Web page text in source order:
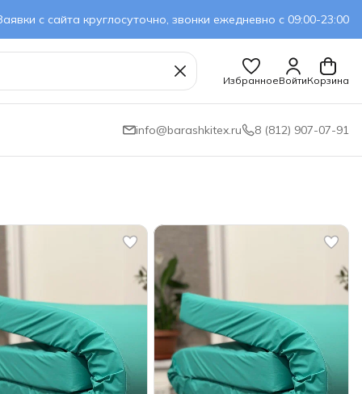
с сайта круглосуточно, звонки ежедневно с 09:00-23:00
ИзбранноеВойтиКорзина
info@barashkitex.ru 8 (812) 907-07-91